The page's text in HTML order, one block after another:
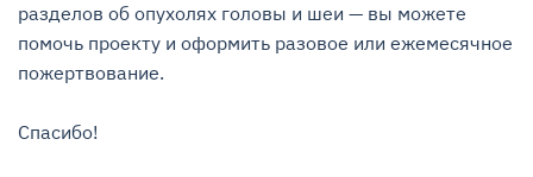
разделов об опухолях головы и шеи — вы можете
помочь проекту и оформить разовое или ежемесячное
пожертвование.
Спасибо!